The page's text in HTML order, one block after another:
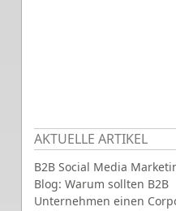
AKTUELLE ARTIKEL
B2B Social Media
Blog: Warum sollten B2B
Unternehmen einen